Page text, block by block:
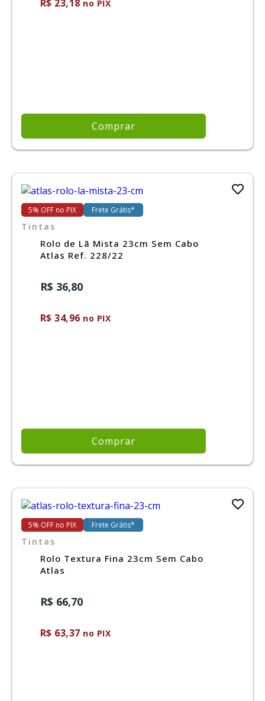
R$ 23,18 no PIX
Comprar
5% OFF no PIX Frete Grátis*
Tintas
Rolo de Lã Mista 23cm Sem Cabo
Atlas Ref. 228/22
R$ 36,80
R$ 34,96 no PIX
Comprar
5% OFF no PIX Frete Grátis*
Tintas
Rolo Textura Fina 23cm Sem Cabo
Atlas
R$ 66,70
R$ 63,37 no PIX